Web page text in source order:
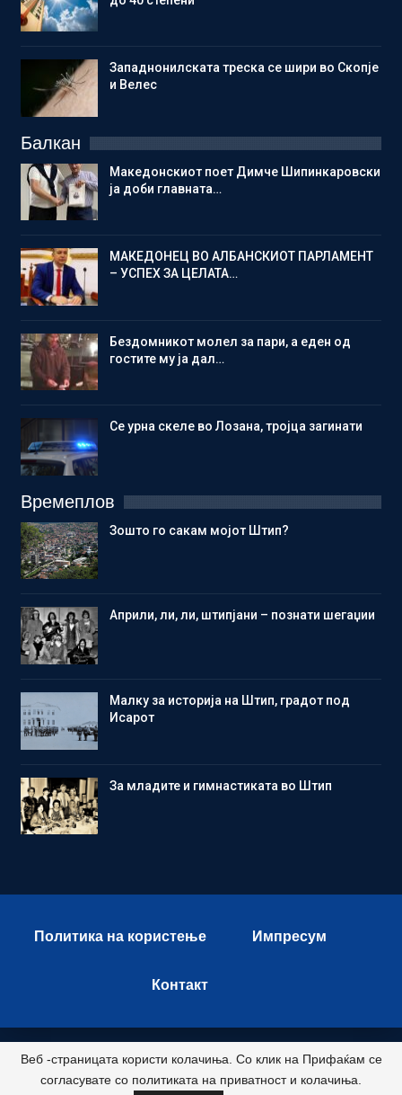
Западнонилската треска се шири во Скопје
и Велес
Балкан
Македонскиот поет Димче Шипинкаровски
ја доби главната…
МАКЕДОНЕЦ ВО АЛБАНСКИОТ ПАРЛАМЕНТ
– УСПЕХ ЗА ЦЕЛАТА…
Бездомникот молел за пари, а еден од
гостите му ја дал…
Се урна скеле во Лозана, тројца загинати
Времеплов
Зошто го сакам мојот Штип?
Aприли, ли, ли, штипјани – познати шегаџии
Малку за историја на Штип, градот под
Исарот
Зa младите и гимнастиката во Штип
Политика на користење Импресум
Контакт
© 2026 - Istok Press. All Rights Reserved.
Развиено и хостирано од
Веб -страницата користи колачиња. Со клик на Прифаќам се
согласувате со политиката на приватност и колачиња.